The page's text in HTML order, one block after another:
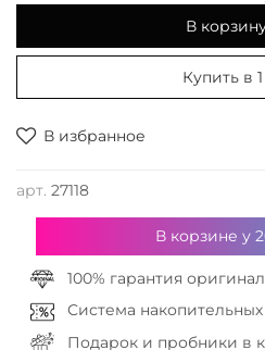
В избранное
арт. 27118
В
Купить в
В корзине у
100% гарантия
Система
Подарок и пробники в